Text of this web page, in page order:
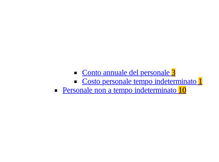
Conto annuale del personale 3
Costo personale tempo indeterminato 1
Personale non a tempo indeterminato 10